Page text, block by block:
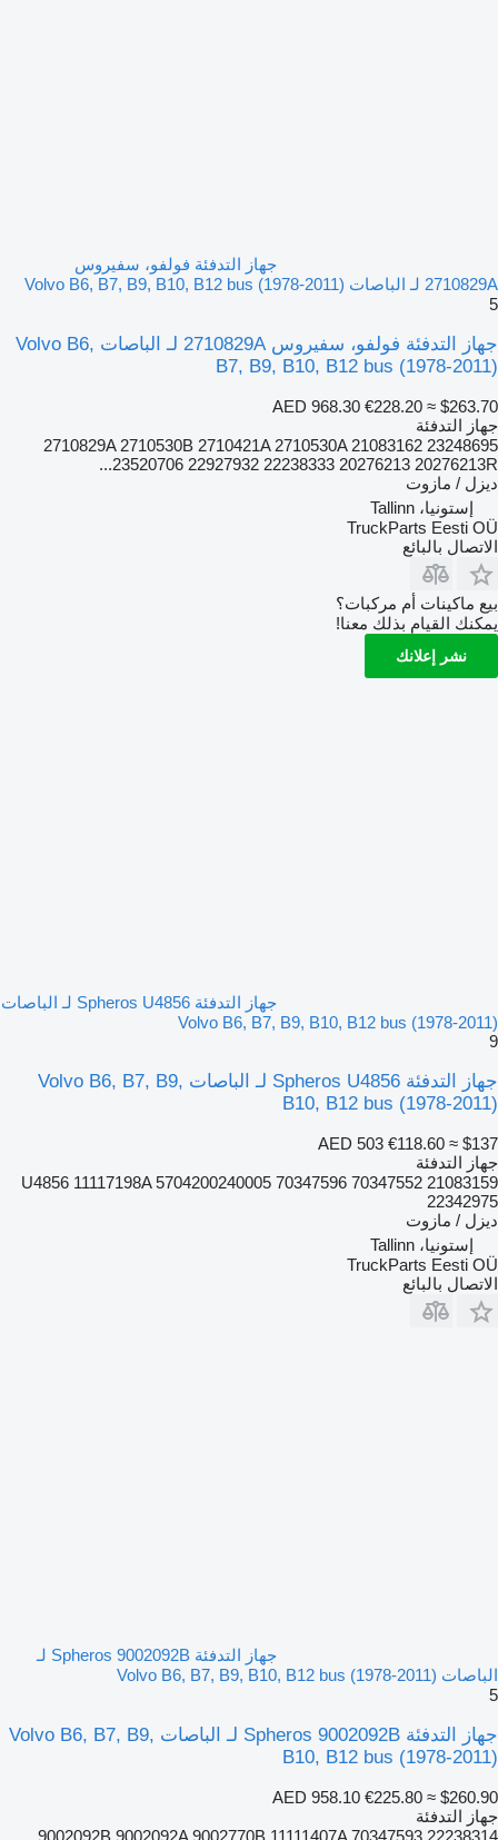
جهاز التدفئة فولفو، سفيروس
2710829A لـ الباصات Volvo B6, B7, B9, B10, B12 bus (1978-2011)
5
جهاز التدفئة فولفو، سفيروس 2710829A لـ الباصات Volvo B6,
B7, B9, B10, B12 bus (1978-2011)
AED 968.30 €228.20 ≈ $263.70
جهاز التدفئة
2710829A 2710530B 2710421A 2710530A 21083162 23248695
23520706 22927932 22238333 20276213 20276213R...
ديزل / مازوت
إستونيا، Tallinn
TruckParts Eesti OÜ
الاتصال بالبائع
بيع ماكينات أم مركبات؟
يمكنك القيام بذلك معنا!
نشر إعلانك
جهاز التدفئة Spheros U4856 لـ الباصات
Volvo B6, B7, B9, B10, B12 bus (1978-2011)
9
جهاز التدفئة Spheros U4856 لـ الباصات Volvo B6, B7, B9,
B10, B12 bus (1978-2011)
AED 503 €118.60 ≈ $137
جهاز التدفئة
U4856 11117198A 5704200240005 70347596 70347552 21083159
22342975
ديزل / مازوت
إستونيا، Tallinn
TruckParts Eesti OÜ
الاتصال بالبائع
جهاز التدفئة Spheros 9002092B لـ
الباصات Volvo B6, B7, B9, B10, B12 bus (1978-2011)
5
جهاز التدفئة Spheros 9002092B لـ الباصات Volvo B6, B7, B9,
B10, B12 bus (1978-2011)
AED 958.10 €225.80 ≈ $260.90
جهاز التدفئة
9002092B 9002092A 9002770B 11111407A 70347593 22238314